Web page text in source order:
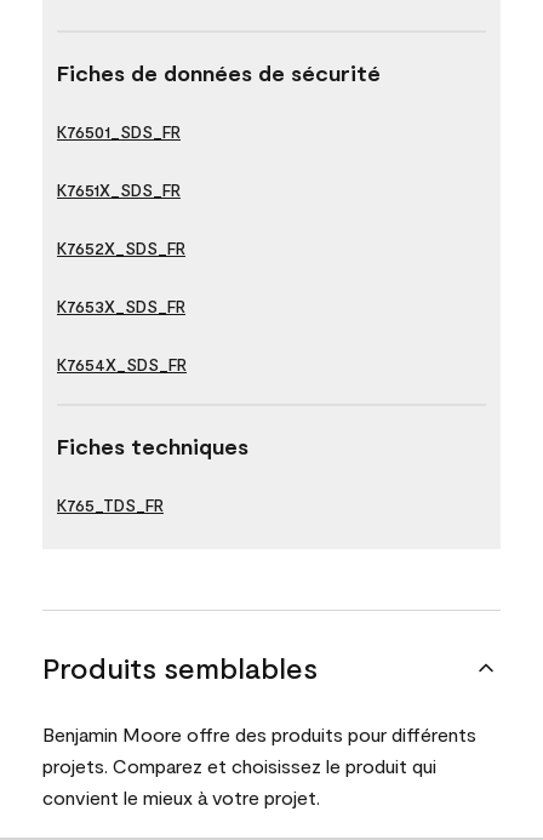
Fiches de données de sécurité
K76501_SDS_FR
K7651X_SDS_FR
K7652X_SDS_FR
K7653X_SDS_FR
K7654X_SDS_FR
Fiches techniques
K765_TDS_FR
Produits semblables
Benjamin Moore offre des produits pour différents
projets. Comparez et choisissez le produit qui
convient le mieux à votre projet.